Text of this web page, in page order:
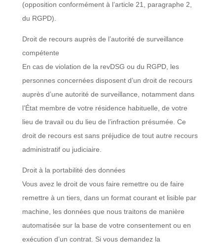
(opposition conformément à l’article 21, paragraphe 2,
du RGPD).
Droit de recours auprès de l’autorité de surveillance
compétente
En cas de violation de la revDSG ou du RGPD, les
personnes concernées disposent d’un droit de recours
auprès d’une autorité de surveillance, notamment dans
l’État membre de votre résidence habituelle, de votre
lieu de travail ou du lieu de l’infraction présumée. Ce
droit de recours est sans préjudice de tout autre recours
administratif ou judiciaire.
Droit à la portabilité des données
Vous avez le droit de vous faire remettre ou de faire
remettre à un tiers, dans un format courant et lisible par
machine, les données que nous traitons de manière
automatisée sur la base de votre consentement ou en
exécution d’un contrat. Si vous demandez la